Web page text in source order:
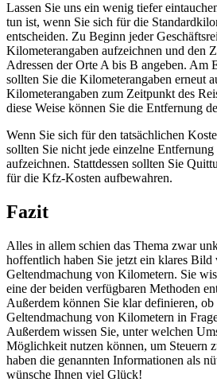
Lassen Sie uns ein wenig tiefer
tun ist, wenn Sie sich für die
entscheiden. Zu Beginn jeder
Kilometerangaben aufzeichnen und den
Adressen der Orte A bis B angeben. Am
sollten Sie die Kilometerangaben erneut
Kilometerangaben zum Zeitpunkt des
diese Weise können Sie die Entfernung
Wenn Sie sich für den tatsächlichen
sollten Sie nicht jede einzelne Entfernung
aufzeichnen. Stattdessen sollten Sie
für die Kfz-Kosten aufbewahren.
Fazit
Alles in allem schien das Thema zwar
hoffentlich haben Sie jetzt ein klares Bild
Geltendmachung von Kilometern. Sie
eine der beiden verfügbaren Methoden
Außerdem können Sie klar definieren,
Geltendmachung von Kilometern in
Außerdem wissen Sie, unter welchen
Möglichkeit nutzen können, um Steuern
haben die genannten Informationen als
wünsche Ihnen viel Glück!